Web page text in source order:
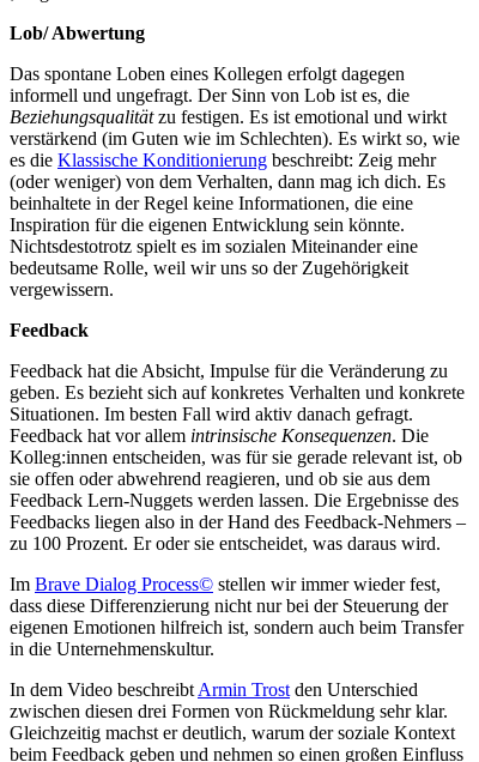
Lob/ Abwertung
Das spontane Loben eines Kollegen erfolgt dagegen
informell und ungefragt. Der Sinn von Lob ist es, die
Beziehungsqualitätzu festigen. Es ist emotional und wirkt
verstärkend (im Guten wie im Schlechten). Es wirkt so, wie
es die Klassische Konditionierung beschreibt: Zeig mehr
(oder weniger) von dem Verhalten, dann mag ich dich. Es
beinhaltete in der Regel keine Informationen, die eine
Inspiration für die eigenen Entwicklung sein könnte.
Nichtsdestotrotz spielt es im sozialen Miteinander eine
bedeutsame Rolle, weil wir uns so der Zugehörigkeit
vergewissern.
Feedback
Feedback hat die Absicht, Impulse für die Veränderung zu
geben. Es bezieht sich auf konkretes Verhalten und konkrete
Situationen. Im besten Fall wird aktiv danach gefragt.
Feedback hat vor allem intrinsische Konsequenzen. Die
Kolleg:innen entscheiden, was für sie gerade relevant ist, ob
sie offen oder abwehrend reagieren, und ob sie aus dem
Feedback Lern-Nuggets werden lassen. Die Ergebnisse des
Feedbacks liegen also in der Hand des Feedback-Nehmers –
zu 100 Prozent. Er oder sie entscheidet, was daraus wird.
Im Brave Dialog Process© stellen wir immer wieder fest,
dass diese Differenzierung nicht nur bei der Steuerung der
eigenen Emotionen hilfreich ist, sondern auch beim Transfer
in die Unternehmenskultur.
In dem Video beschreibt Armin Trost den Unterschied
zwischen diesen drei Formen von Rückmeldung sehr klar.
Gleichzeitig machst er deutlich, warum der soziale Kontext
beim Feedback geben und nehmen so einen großen Einfluss